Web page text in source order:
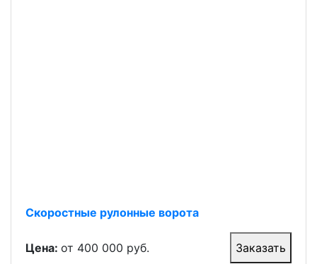
Скоростные рулонные ворота
Цена: от 400 000 руб. Заказать